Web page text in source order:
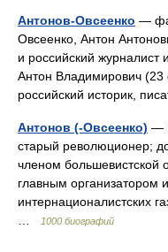
Антонов-Овсеенко —
Овсеенко, Антон
и российский
Антон Владимирович (23
российский историк,
Антонов (-Овсеенко) —
старый революционер;
членом большевистской
главным организатором
интернационалистских
1000 биографий